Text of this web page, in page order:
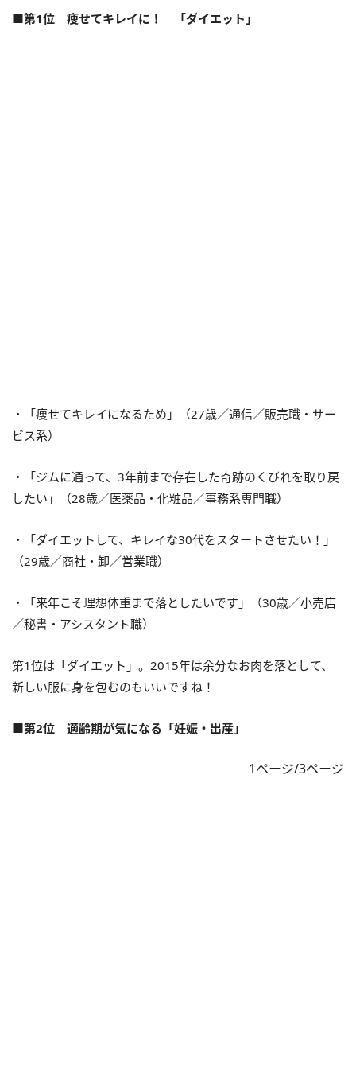
■第1位 痩せてキレイに！ 「ダイエット」
・「痩せてキレイになるため」（27歳／通信／販売職・サー
ビス系）
・「ジムに通って、3年前まで存在した奇跡のくびれを取り戻
したい」（28歳／医薬品・化粧品／事務系専門職）
・「ダイエットして、キレイな30代をスタートさせたい！」
（29歳／商社・卸／営業職）
・「来年こそ理想体重まで落としたいです」（30歳／小売店
／秘書・アシスタント職）
第1位は「ダイエット」。2015年は余分なお肉を落として、
新しい服に身を包むのもいいですね！
■第2位 適齢期が気になる「妊娠・出産」
1ページ/3ページ